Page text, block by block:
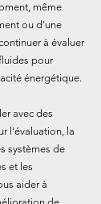
même
ou d'une
à évaluer
pour
énergétique.
avec des
l'évaluation, la
systèmes de
et les
aider à